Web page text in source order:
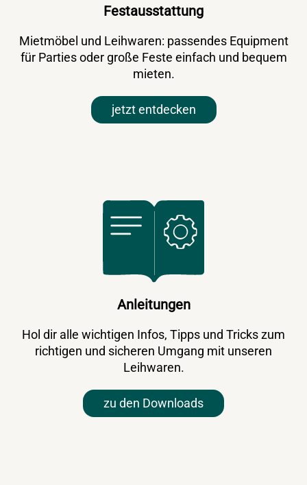
Festausstattung
Mietmöbel und Leihwaren: passendes Equipment
für Parties oder große Feste einfach und bequem
mieten.
jetzt entdecken
Anleitungen
Hol dir alle wichtigen Infos, Tipps und Tricks zum
richtigen und sicheren Umgang mit unseren
Leihwaren.
zu den Downloads